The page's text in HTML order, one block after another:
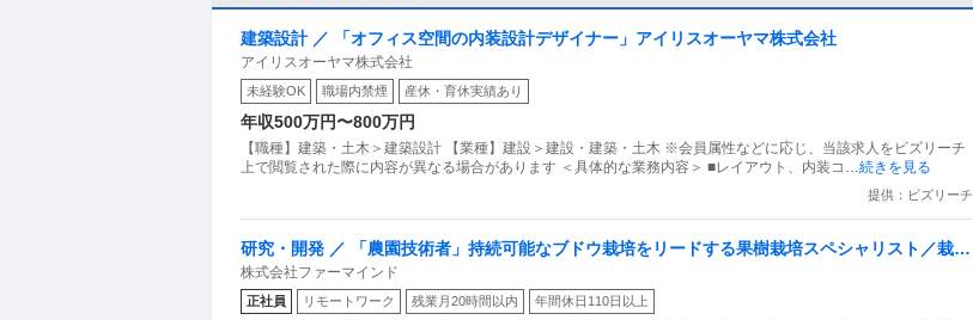
建築設計 ／ 「オフィス空間の内装設計デザイナー」アイリスオーヤマ株式会社
アイリスオーヤマ株式会社
未経験OK 職場内禁煙 産休・育休実績あり
年収500万円〜800万円
【職種】建築・土木＞建築設計 【業種】建設＞建設・建築・土木 ※会員属性などに応じ、当該求人をビズリーチ
上で閲覧された際に内容が異なる場合があります ＜具体的な業務内容＞ ■レイアウト、内装コ …続きを見る
提供：ビズリーチ
研究・開発 ／ 「農園技術者」持続可能なブドウ栽培をリードする果樹栽培スペシャリスト／栽培
技術の標準化・技術開発・新規農園立ち上げ
株式会社ファーマインド
正社員 リモートワーク 残業月20時間以内 年間休日110日以上